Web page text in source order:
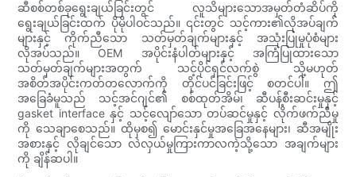
ဆီစစ်တစ်ခုရွေးချယ်ခြင်းတွင် လူသိများသောအမှတ်တံဆိပ်ကို
ရွေးချယ်ခြင်းထက် ပိုမိုပါဝင်သည်။ ၎င်းတွင် သင့်ကား၏လိုအပ်ချက်
များနှင့် ကိုက်ညီသော သတ်မှတ်ချက်များနှင့် အသုံးပြုမှုပုံစံများ
လိုအပ်သည်။ OEM အပိုင်းနံပါတ်များနှင့် အကြံပြုထားသော
သတ်မှတ်ချက်များအတွက် သင့်ပိုင်ရှင်လက်စွဲ သို့မဟုတ်
အစိတ်အပိုင်းကတ်တလောက်ကို တိုင်ပင်ခြင်းဖြင့် စတင်ပါ။ ဤ
အခြေခံမူသည် သင့်အင်ဂျင်၏ စစ်ထုတ်အိမ်၊ ဆီပန့်စီးဆင်းမှုနှင့်
gasket interface နှင့် သင့်လျော်သော တပ်ဆင်မှုနှင့် လိုက်ဖက်ညီမှု
ကို သေချာစေသည်။ ထိုမှစ၍ မောင်းနှင်မှုအခြေအနေများ၊ ဆီအမျိုး
အစားနှင့် လိုချင်သော လဲလှယ်မှုကြားကာလကဲ့သို့သော အချက်များ
ကို ချိန်ဆပါ။